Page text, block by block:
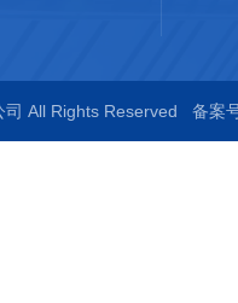
司 All Rights Reserved 备案